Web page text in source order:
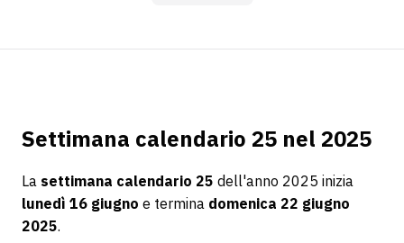
Settimana calendario 25 nel 2025
La settimana calendario 25 dell'anno 2025 inizia
lunedì 16 giugno e termina domenica 22 giugno
2025.